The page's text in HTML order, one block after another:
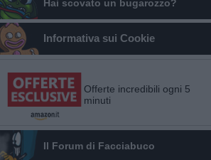
Hai scovato un bugarozzo?
Informativa sui Cookie
Offerte incredibili ogni 5
minuti
Il Forum di Facciabuco